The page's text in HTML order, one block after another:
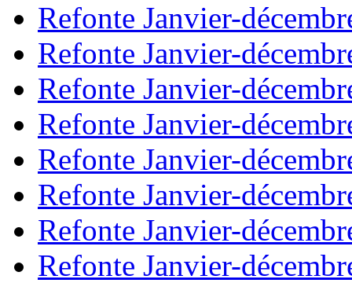
Refonte Janvier-
Refonte Janvier-
Refonte Janvier-
Refonte Janvier-
Refonte Janvier-
Refonte Janvier-
Refonte Janvier-
Refonte Janvier-